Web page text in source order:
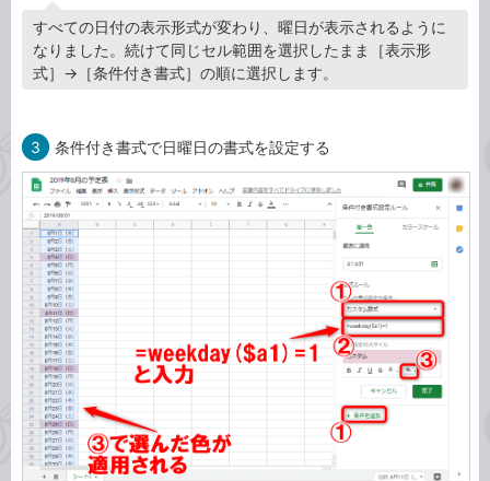
すべての日付の表示形式が変わり、曜日が表示されるように
なりました。続けて同じセル範囲を選択したまま［表示形
式］→［条件付き書式］の順に選択します。
3 条件付き書式で日曜日の書式を設定する